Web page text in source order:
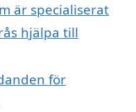
är specialiserat
hjälpa till
för